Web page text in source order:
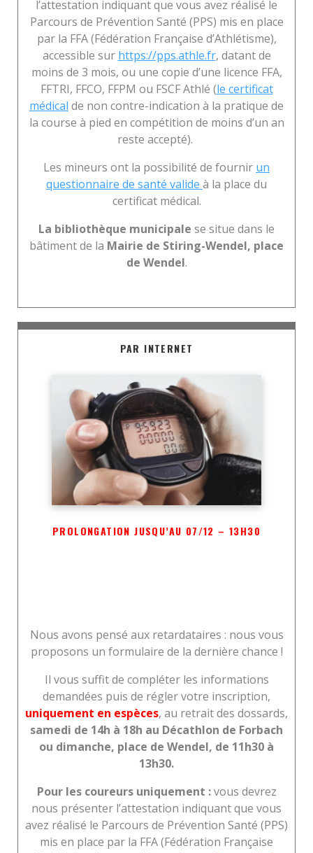
l’attestation indiquant que vous avez réalisé le
Parcours de Prévention Santé (PPS) mis en place
par la FFA (Fédération Française d’Athlétisme),
accessible sur https://pps.athle.fr, datant de
moins de 3 mois, ou une copie d’une licence FFA,
FFTRI, FFCO, FFPM ou FSCF Athlé (le certificat
médical de non contre-indication à la pratique de
la course à pied en compétition de moins d’un an
reste accepté).
Les mineurs ont la possibilité de fournir un
questionnaire de santé valide à la place du
certificat médical.
La bibliothèque municipale se situe dans le
bâtiment de la Mairie de Stiring-Wendel, place
de Wendel.
PAR INTERNET
PROLONGATION JUSQU’AU 07/12 – 13H30
Nous avons pensé aux retardataires : nous vous
proposons un formulaire de la dernière chance !
Il vous suffit de compléter les informations
demandées puis de régler votre inscription,
uniquement en espèces, au retrait des dossards,
samedi de 14h à 18h au Décathlon de Forbach
ou dimanche, place de Wendel, de 11h30 à
13h30.
Pour les coureurs uniquement :vous devrez
nous présenter l’attestation indiquant que vous
avez réalisé le Parcours de Prévention Santé (PPS)
mis en place par la FFA (Fédération Française